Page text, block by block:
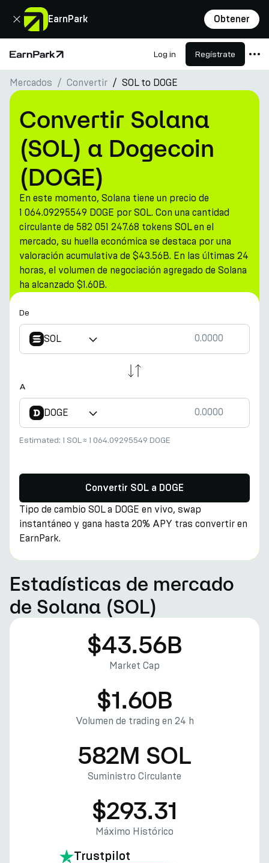
EarnPark Obtener
Cerrar
Página de inicio Log in Regístrate
Productos
Mercados
Calculadoras
PARK Token
Recursos
Compañía
Mercados Convertir SOL to DOGE
Convertir Solana
(SOL) a Dogecoin
(DOGE)
En este momento, Solana tiene un precio de
1 064.09295549 DOGE por SOL. Con una cantidad
circulante de 582 051 247.68 tokens SOL en el
mercado, su huella económica se destaca por una
valoración acumulativa de $43.56B. En las últimas 24
horas, el volumen de negociación agregado de Solana
ha alcanzado $1.60B.
De
SOL
A
DOGE
Estimated: 1 SOL≈ 1 064.09295549 DOGE
Convertir SOL a DOGE
Tipo de cambio SOL a DOGE en vivo, swap
instantáneo y gana hasta 20% APY tras convertir en
EarnPark.
Estadísticas de mercado
de Solana (SOL)
$43.56B
Market Cap
$1.60B
Volumen de trading en 24 h
582M SOL
Suministro Circulante
$293.31
Máximo Histórico
Trustpilot